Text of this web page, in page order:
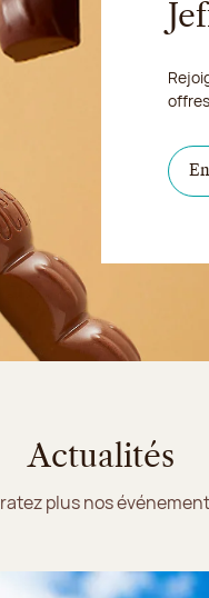
Actualités
plus nos